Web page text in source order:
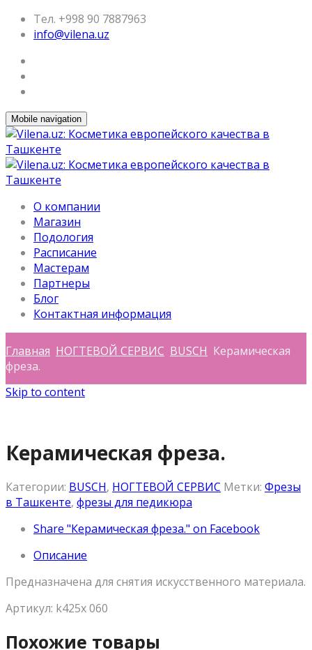
Тел. +998 90 7887963
info@vilena.uz
Mobile navigation
О компании
Магазин
Подология
Расписание
Мастерам
Партнеры
Блог
Контактная информация
Главная НОГТЕВОЙ СЕРВИС BUSCH Керамическая
фреза.
Skip to content
Керамическая фреза.
Категории: BUSCH, НОГТЕВОЙ СЕРВИС Метки: Фрезы
в Ташкенте, фрезы для педикюра
Share "Керамическая фреза." on Facebook
Описание
Предназначена для снятия искусственного материала.
Артикул: k425x 060
Похожие товары